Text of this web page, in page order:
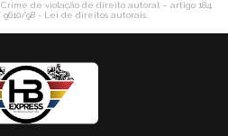
de violação de direito autoral – artigo 184
9610/98 - Lei de direitos autorais.